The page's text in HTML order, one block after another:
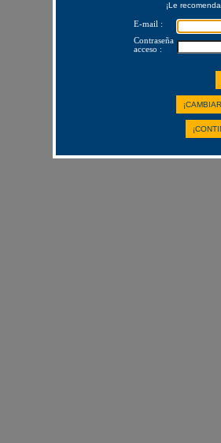
¡Le
E-mail :
Contraseña
acceso :